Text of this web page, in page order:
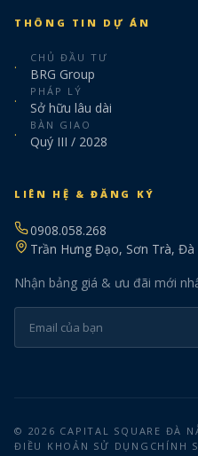
THÔNG TIN DỰ ÁN
·
CHỦ ĐẦU TƯ
BRG Group
·
PHÁP LÝ
Sở hữu lâu dài
·
BÀN GIAO
Quý III / 2028
LIÊN HỆ & ĐĂNG KÝ
0908.058.268
Trần Hưng Đạo, Sơn Trà, Đà
Nhận bảng giá & ưu đãi mới
© 2026 CAPITAL SQUARE ĐÀ
ĐIỀU KHOẢN SỬ DỤNG CHÍNH